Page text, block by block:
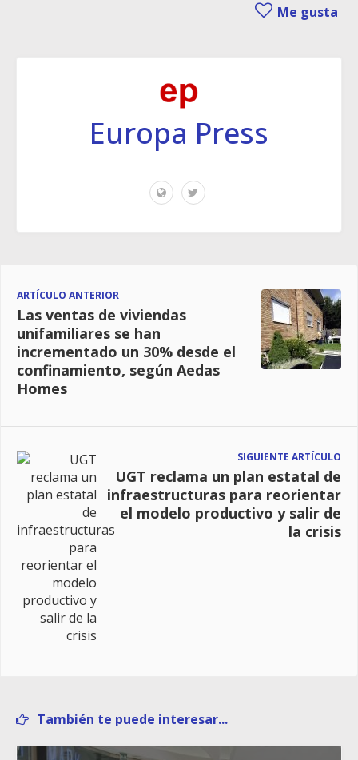
Me gusta
Europa Press
ARTÍCULO ANTERIOR
Las ventas de viviendas
unifamiliares se han
incrementado un 30% desde el
confinamiento, según Aedas
Homes
SIGUIENTE ARTÍCULO
UGT reclama un plan estatal de
infraestructuras para reorientar
el modelo productivo y salir de
la crisis
También te puede interesar...